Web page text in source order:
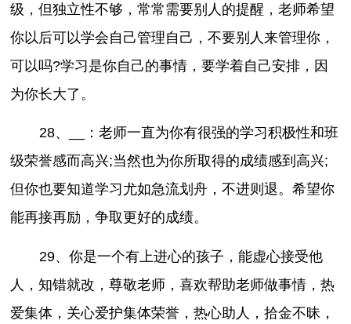
级，但独立性不够，常常需要别人的提醒，老师希望
你以后可以学会自己管理自己，不要别人来管理你，
可以吗?学习是你自己的事情，要学着自己安排，因
为你长大了。
28、__：老师一直为你有很强的学习积极性和班
级荣誉感而高兴;当然也为你所取得的成绩感到高兴;
但你也要知道学习尤如急流划舟，不进则退。希望你
能再接再励，争取更好的成绩。
29、你是一个有上进心的孩子，能虚心接受他
人，知错就改，尊敬老师，喜欢帮助老师做事情，热
爱集体，关心爱护集体荣誉，热心助人，拾金不昧，